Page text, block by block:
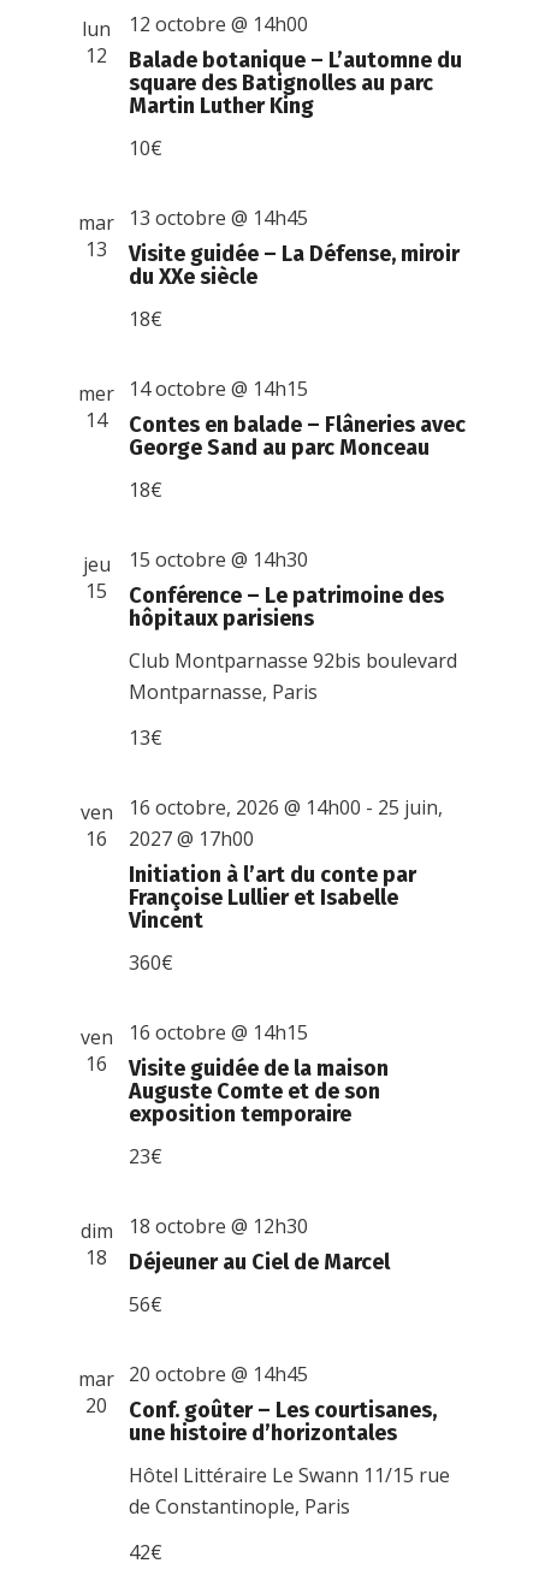
lun
12
Balade botanique – L’automne du
square des Batignolles au parc
Martin Luther King
12 octobre @ 14h00
10€
mar
13
Visite guidée – La Défense, miroir
du XXe siècle
13 octobre @ 14h45
18€
mer
14
Contes en balade – Flâneries avec
George Sand au parc Monceau
14 octobre @ 14h15
18€
jeu
15
Conférence – Le patrimoine des
hôpitaux parisiens
15 octobre @ 14h30
Club Montparnasse92bis boulevard
Montparnasse, Paris
13€
ven
16
Initiation à l’art du conte par
Françoise Lullier et Isabelle
Vincent
16 octobre, 2026 @ 14h00 - 25 juin,
2027 @ 17h00
360€
ven
16
Visite guidée de la maison
Auguste Comte et de son
exposition temporaire
16 octobre @ 14h15
23€
dim
18
Déjeuner au Ciel de Marcel
18 octobre @ 12h30
56€
mar
20
Conf. goûter – Les courtisanes,
une histoire d’horizontales
20 octobre @ 14h45
Hôtel Littéraire Le Swann 11/15 rue
de Constantinople, Paris
42€